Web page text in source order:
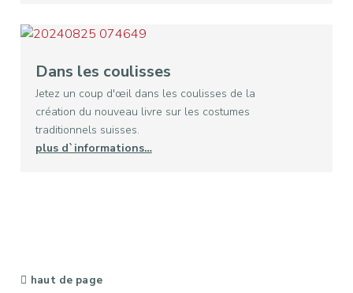
Dans les coulisses
Jetez un coup d'œil dans les coulisses de la
création du nouveau livre sur les costumes
traditionnels suisses.
plus d`informations…
haut de page